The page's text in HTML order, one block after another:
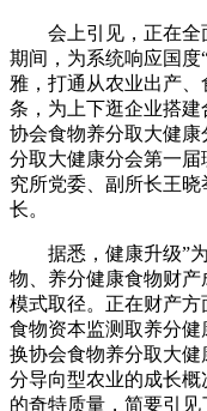
会上引见，正在全
期间，为系统响应国度
雅，打通从农业出产
条，为上下逛企业搭
协会食物养分取大健
分取大健康分会第一
究所党委、副所长王
长。
据悉，健康升级”为
物、养分健康食物财
模式取径。正在财产
食物资本监测取养分
换协会食物养分取大
分导向型农业的成长
的奇特质量，简要引